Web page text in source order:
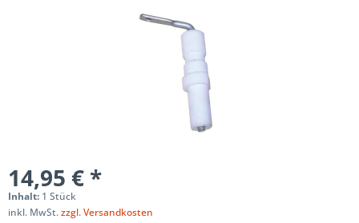
14,95 € *
Inhalt: 1 Stück
inkl. MwSt.zzgl. Versandkosten